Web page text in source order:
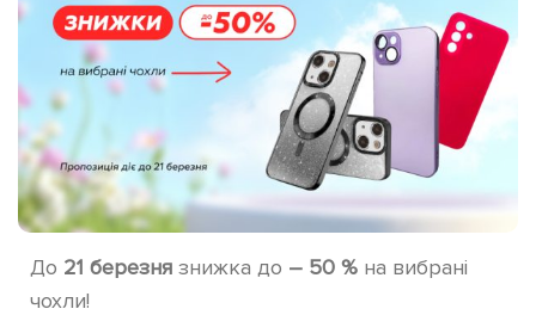
До 21 березня знижка до – 50 % на вибрані
чохли!